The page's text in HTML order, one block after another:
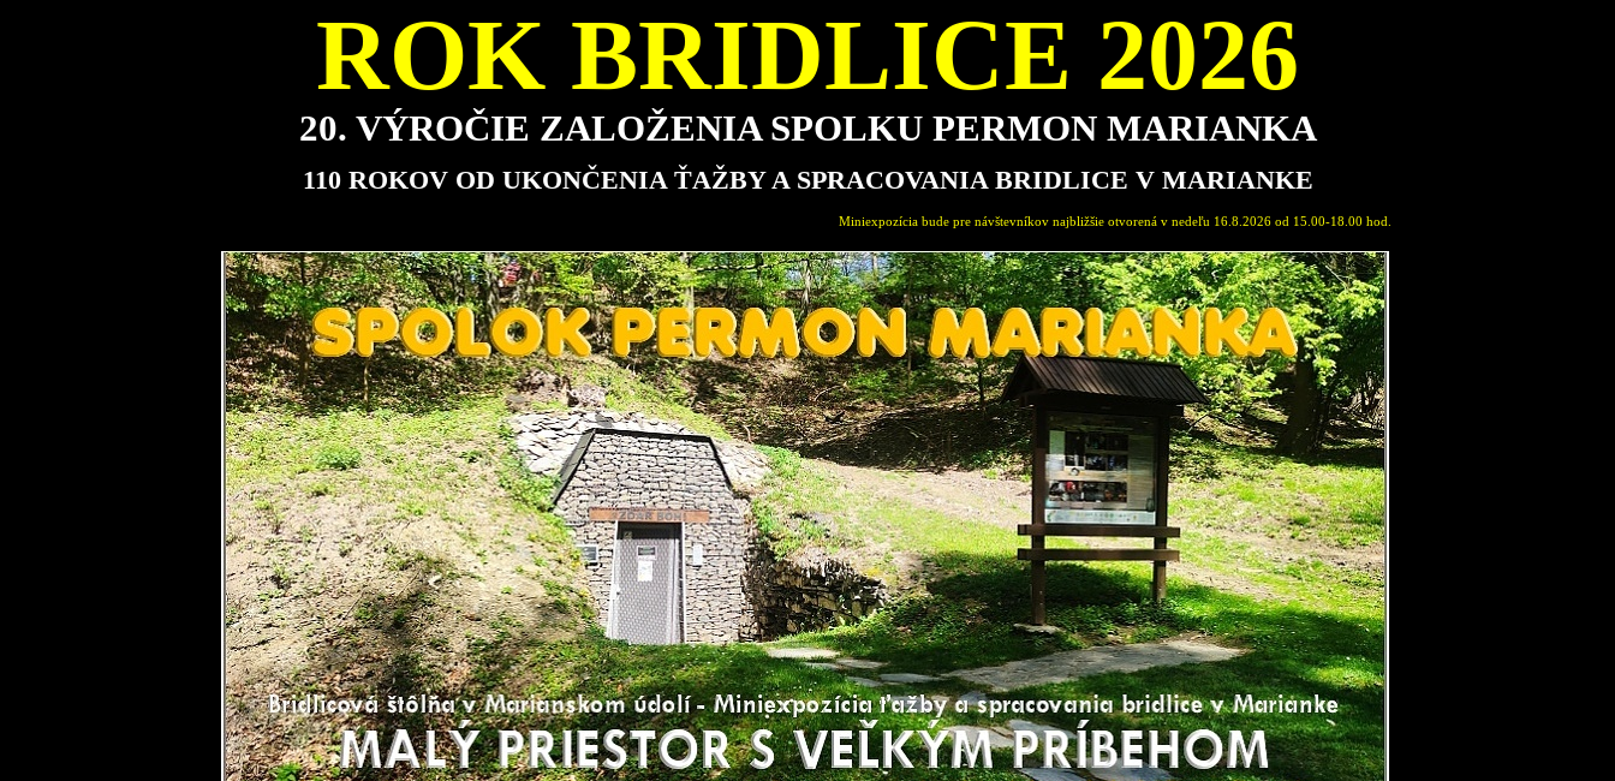
ROK BRIDLICE 2026
20. VÝROČIE ZALOŽENIA SPOLKU PERMON MARIANKA
110 ROKOV OD UKONČENIA ŤAŽBY A SPRACOVANIA BRIDLICE V MARIANKE
Miniexpozícia bude pre návštevníkov najbližšie otvorená v nedeľu 16.8.2026 od 15.00-18.00 hod. Sprievodca expozíciou: Marián Pavlovič, člen Spolku Permon